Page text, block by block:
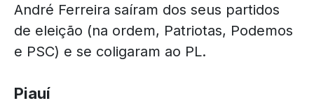
André Ferreira saíram dos seus partidos
de eleição (na ordem, Patriotas, Podemos
e PSC) e se coligaram ao PL.
Piauí